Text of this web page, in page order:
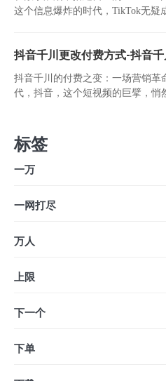
这个信息爆炸的时代，TikTok无疑
抖音千川更改付费方式-抖音
抖音千川的付费之变：一场营销革
代，抖音，这个短视频的巨擘，悄
标签
一万
一网打尽
万人
上限
下一个
下单